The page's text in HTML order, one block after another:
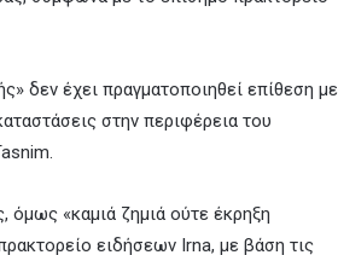
δεν έχει πραγματοποιηθεί επίθεση με
στην περιφέρεια του
όμως «καμιά ζημιά ούτε έκρηξη
ειδήσεων Irna, με βάση τις